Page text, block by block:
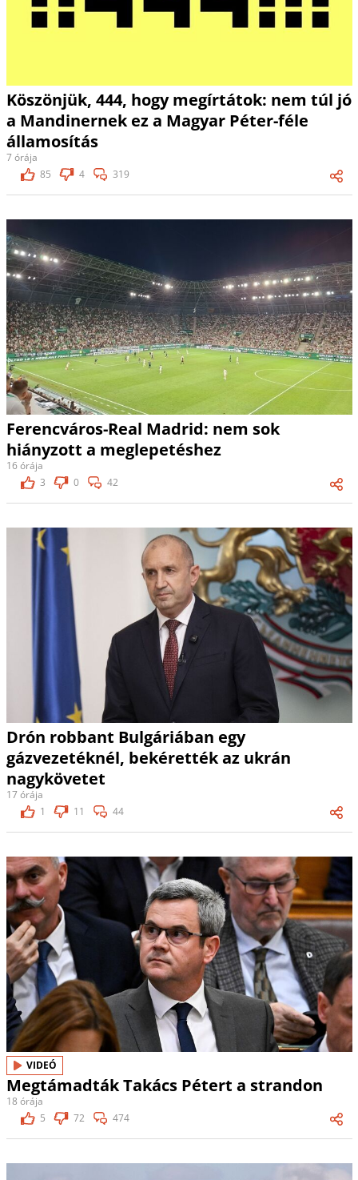
Köszönjük, 444, hogy megírtátok: nem túl jó
a Mandinernek ez a Magyar Péter-féle
államosítás
7 órája
85
4 319
Ferencváros-Real Madrid: nem sok
hiányzott a meglepetéshez
16 órája
3
0 42
Drón robbant Bulgáriában egy
gázvezetéknél, bekérették az ukrán
nagykövetet
17 órája
1
11 44
VIDEÓ
Megtámadták Takács Pétert a strandon
18 órája
5
72 474